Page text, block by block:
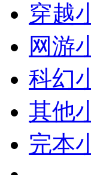
穿越
网游
科幻
其他
完本